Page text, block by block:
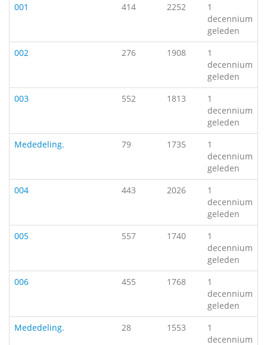
001
414 2252
1
decennium
geleden
002
276 1908
1
decennium
geleden
003
552 1813
1
decennium
geleden
Mededeling.
79 1735
1
decennium
geleden
004
443 2026
1
decennium
geleden
005
557 1740
1
decennium
geleden
006
455 1768
1
decennium
geleden
Mededeling.
28 1553
1
decennium